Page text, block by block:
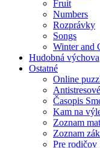
Fruit
Numbers
Rozprávky
Songs
Winter and
Hudobná výchova
Ostatné
Online
Časopis
Kam na
Zoznam
Zoznam
Pre rodičov